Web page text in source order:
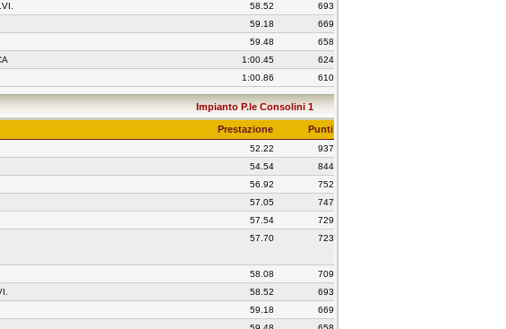
58.52
693
59.18
669
59.48
658
1:00.45
624
1:00.86 610
Impianto P.le Consolini 1
Prestazione Punti
52.22
937
54.54
844
56.92
752
57.05
747
57.54
729
57.70
723
58.08
709
58.52
693
59.18
669